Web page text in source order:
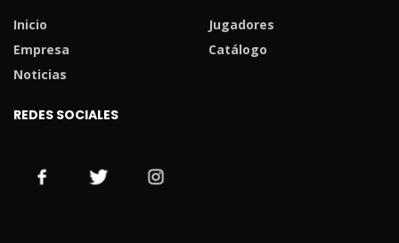
Inicio
Jugadores
Empresa
Catálogo
Noticias
REDES SOCIALES